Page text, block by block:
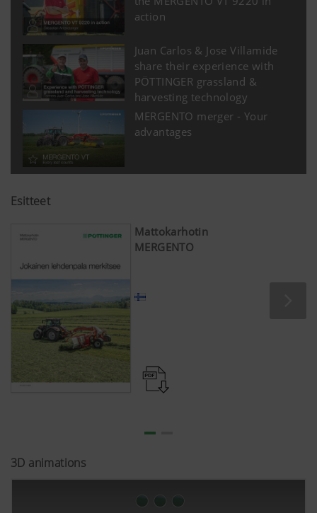
action
Juan Carlos & Jose Villamide
share their experience with
PÖTTINGER grassland &
harvesting technology
MERGENTO merger - Your
advantages
Esitteet
Mattokarhotin
MERGENTO
3D animations